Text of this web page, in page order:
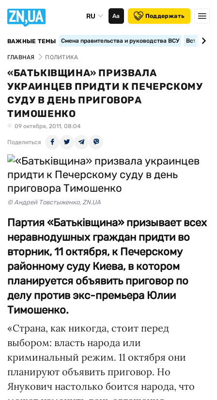
RU Аа Поддержать
ВАЖНЫЕ ТЕМЫ Смена правительства и руководства ВСУ
ГЛАВНАЯ ПОЛИТИКА
«БАТЬКІВЩИНА» ПРИЗВАЛА
УКРАИНЦЕВ ПРИДТИ К ПЕЧЕРСКОМУ
СУДУ В ДЕНЬ ПРИГОВОРА
ТИМОШЕНКО
09 октября, 2011, 08:04
Поделиться
© Андрей Товстыженко, ZN.UA
Партия «Батьківщина» призывает всех
неравнодушных граждан придти во
вторник, 11 октября, к Печерскому
районному суду Киева, в котором
планируется объявить приговор по
делу против экс-премьера Юлии
Тимошенко.
«Страна, как никогда, стоит перед
выбором: власть народа или
криминальный режим. 11 октября они
планируют объявить приговор. Но
Янукович настолько боится народа, что